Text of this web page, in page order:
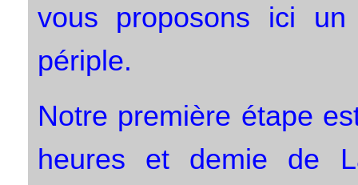
vous proposons ici
périple.
Notre première étape
heures et demie de